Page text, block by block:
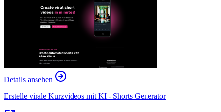
Details ansehen
Erstelle virale Kurzvideos mit KI - Shorts Generator